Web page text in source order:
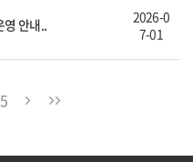
영 안내..
2026-0
7-01
5